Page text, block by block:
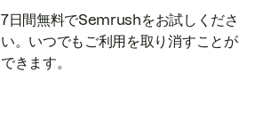
7日間無料でSemrushをお試しくださ
い。いつでもご利用を取り消すことが
できます。